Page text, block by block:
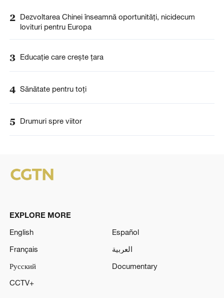
2 Dezvoltarea Chinei înseamnă oportunități, nicidecum
lovituri pentru Europa
3 Educație care crește țara
4 Sănătate pentru toți
5 Drumuri spre viitor
EXPLORE MORE
English
Español
Français
العربية
Русский
Documentary
CCTV+